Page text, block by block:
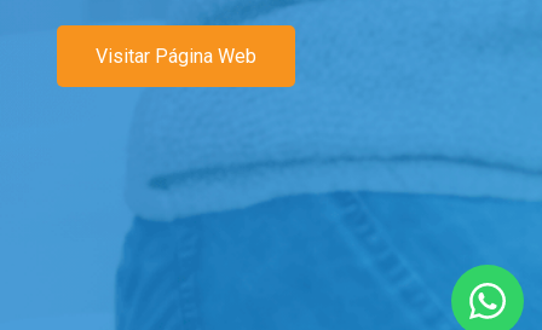
Visitar Página Web